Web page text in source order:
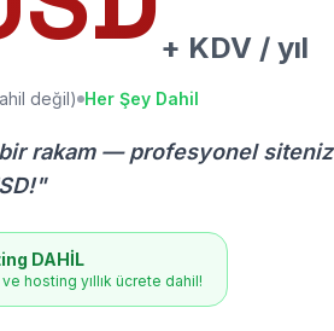
+ KDV / yıl
değil) Her Şey Dahil
rakam — profesyonel siteniz
DAHİL
hosting yıllık ücrete dahil!